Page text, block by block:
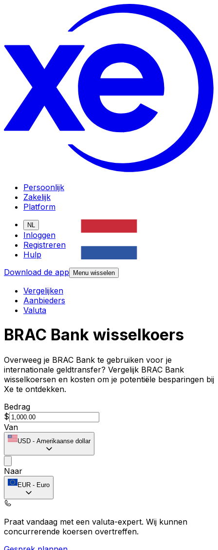
Persoonlijk
Zakelijk
Platform
NL
Inloggen
Registreren
Hulp
Download de app
Menu wisselen
Vergelijken
Aanbieders
Valuta
BRAC Bank wisselkoers
Overweeg je BRAC Bank te gebruiken voor je
internationale geldtransfer? Vergelijk BRAC Bank
wisselkoersen en kosten om je potentiële besparingen bij
Xe te ontdekken.
Bedrag
$
Van
USD - Amerikaanse dollar
Naar
EUR - Euro
Praat vandaag met een valuta-expert. Wij kunnen
concurrerende koersen overtreffen.